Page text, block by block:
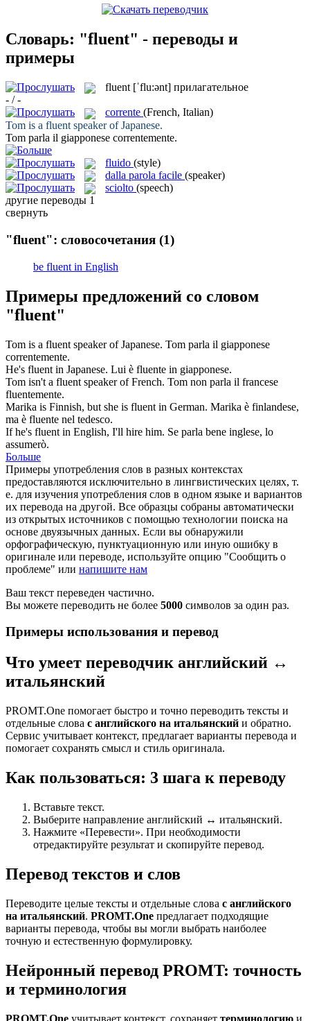
Словарь: "fluent" - переводы и
примеры
fluent [ˈflu:ənt] прилагательное
- / -
corrente (French, Italian)
Tom is a fluent speaker of Japanese.
Tom parla il giapponese correntemente.
fluido (style)
dalla parola facile (speaker)
sciolto (speech)
другие переводы 1
свернуть
"fluent": словосочетания (1)
be fluent in English
Примеры предложений со словом
"fluent"
Tom is a fluent speaker of Japanese. Tom parla il giapponese
correntemente.
He's fluent in Japanese. Lui è fluente in giapponese.
Tom isn't a fluent speaker of French. Tom non parla il francese
fluentemente.
Marika is Finnish, but she is fluent in German. Marika è finlandese,
ma è fluente nel tedesco.
If he's fluent in English, I'll hire him. Se parla bene inglese, lo
assumerò.
Больше
Примеры употребления слов в разных контекстах
предоставляются исключительно в лингвистических целях, т.
е. для изучения употребления слов в одном языке и вариантов
их перевода на другой. Все образцы собраны автоматически
из открытых источников с помощью технологии поиска на
основе двуязычных данных. Если вы обнаружили
орфографическую, пунктуационную или иную ошибку в
оригинале или переводе, используйте опцию "Сообщить о
проблеме" или напишите нам
Ваш текст переведен частично.
Вы можете переводить не более 5000 символов за один раз.
Примеры использования и перевод
Что умеет переводчик английский ↔
итальянский
PROMT.One помогает быстро и точно переводить тексты и
отдельные слова с английского на итальянский и обратно.
Сервис учитывает контекст, предлагает варианты перевода и
помогает сохранять смысл и стиль оригинала.
Как пользоваться: 3 шага к переводу
Вставьте текст.
Выберите направление английский ↔ итальянский.
Нажмите «Перевести». При необходимости
отредактируйте результат и скопируйте перевод.
Перевод текстов и слов
Переводите целые тексты и отдельные слова с английского
на итальянский. PROMT.One предлагает подходящие
варианты перевода, чтобы вы могли выбрать наиболее
точную и естественную формулировку.
Нейронный перевод PROMT: точность
и терминология
PROMT.One учитывает контекст, сохраняет терминологию и